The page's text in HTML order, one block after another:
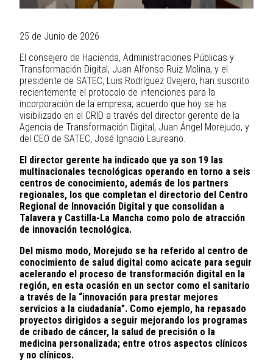
25 de Junio de 2026
El consejero de Hacienda, Administraciones Públicas y
Transformación Digital, Juan Alfonso Ruiz Molina, y el
presidente de SATEC, Luis Rodríguez Ovejero, han suscrito
recientemente el protocolo de intenciones para la
incorporación de la empresa; acuerdo que hoy se ha
visibilizado en el CRID a través del director gerente de la
Agencia de Transformación Digital, Juan Ángel Morejudo, y
del CEO de SATEC, José Ignacio Laureano.
El director gerente ha indicado que ya son 19 las
multinacionales tecnológicas operando en torno a seis
centros de conocimiento, además de los partners
regionales, los que completan el directorio del Centro
Regional de Innovación Digital y que consolidan a
Talavera y Castilla-La Mancha como polo de atracción
de innovación tecnológica.
Del mismo modo, Morejudo se ha referido al centro de
conocimiento de salud digital como acicate para seguir
acelerando el proceso de transformación digital en la
región, en esta ocasión en un sector como el sanitario
a través de la “innovación para prestar mejores
servicios a la ciudadanía”. Como ejemplo, ha repasado
proyectos dirigidos a seguir mejorando los programas
de cribado de cáncer, la salud de precisión o la
medicina personalizada; entre otros aspectos clínicos
y no clínicos.